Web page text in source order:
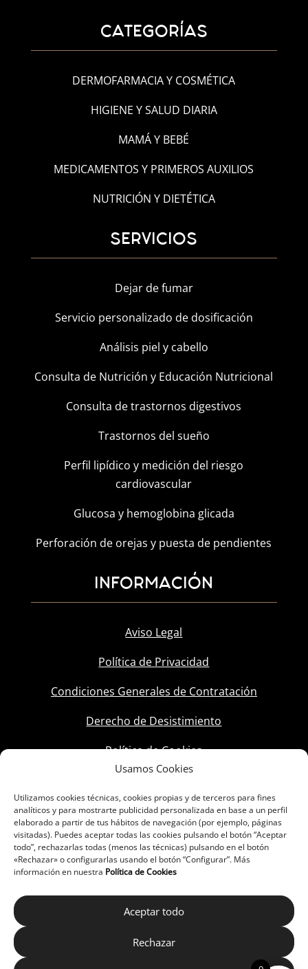
Usamos Cookies
Utilizamos cookies técnicas, cookies propias y de terceros para fines
analíticos y para mostrarte publicidad personalizada en base a un perfil
elaborado a partir de tus hábitos de navegación (por ejemplo, páginas
visitadas). Puedes aceptar todas las cookies pulsando el botón “Aceptar
todo”, rechazarlas todas (menos las técnicas) pulsando en el botón
«Rechazar» o configurarlas usando el botón “Configurar”. Más
información en nuestra Política de Cookies
Aceptar todo
Rechazar
CATEGORÍAS
DERMOFARMACIA Y COSMÉTICA
HIGIENE Y SALUD DIARIA
MAMÁ Y BEBÉ
MEDICAMENTOS Y PRIMEROS AUXILIOS
NUTRICIÓN Y DIETÉTICA
SERVICIOS
Dejar de fumar
Servicio personalizado de dosificación
Análisis piel y cabello
Consulta de Nutrición y Educación Nutricional
Consulta de trastornos digestivos
Trastornos del sueño
Perfil lipídico y medición del riesgo
cardiovascular
Glucosa y hemoglobina glicada
Perforación de orejas y puesta de pendientes
INFORMACIÓN
Aviso Legal
Política de Privacidad
Condiciones Generales de Contratación
Derecho de Desistimiento
Política de Cookies